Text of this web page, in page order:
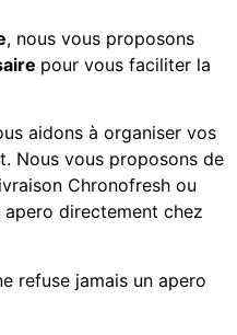
, nous vous proposons
pour vous faciliter la
aidons à organiser vos
Nous vous proposons de
Chronofresh ou
directement chez
refuse jamais un apero